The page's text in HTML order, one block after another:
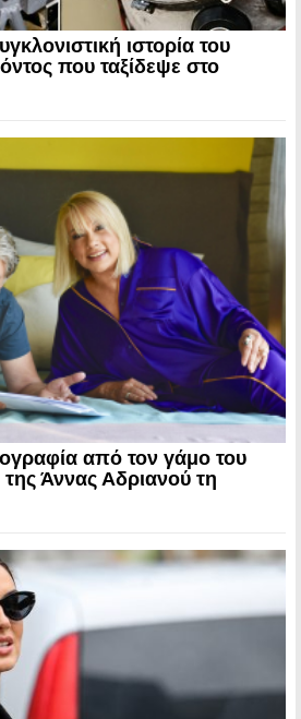
ιστορία του
που ταξίδεψε στο
από τον γάμο του
Άννας Αδριανού τη